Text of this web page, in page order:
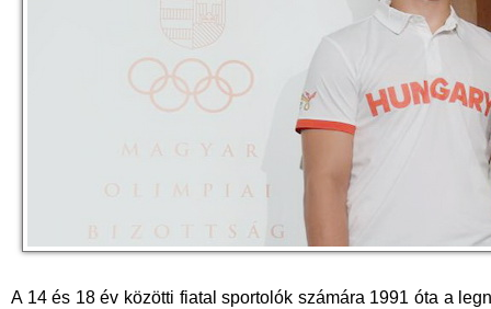
A 14 és 18 év közötti fiatal sportolók számára 1991 óta a